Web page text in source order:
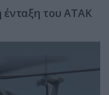
ένταξη του ATAK